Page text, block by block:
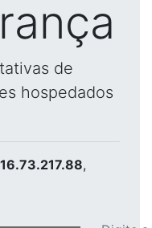
de
hospedados
,